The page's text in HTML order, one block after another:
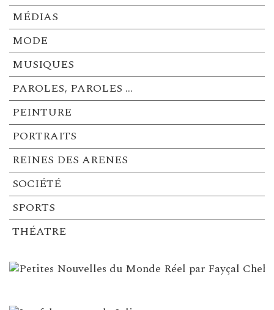
MÉDIAS
MODE
MUSIQUES
PAROLES, PAROLES …
PEINTURE
PORTRAITS
REINES DES ARENES
SOCIÉTÉ
SPORTS
THÉATRE